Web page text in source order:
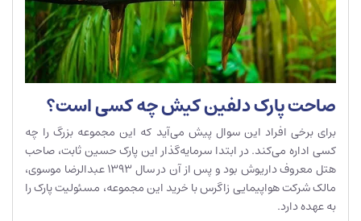
صاحت پارک دلفین کیش چه کسی است؟
برای برخی افراد این سوال پیش می‌آید که این مجموعه بزرگ را چه
کسی اداره می‌کند. در ابتدا سرمایه‌گذار این پارک حسین ثابت، صاحب
هتل معروف داریوش بود و پس از آن در سال 1393 عبدالرضا موسوی،
مالک شرکت هواپیمایی زاگرس با خرید این مجموعه، مسئولیت پارک را
به عهده دارد.